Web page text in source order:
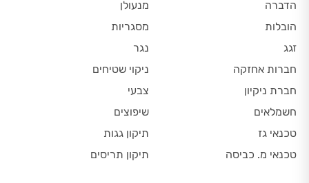
הדברה
הובלות
זגג
חברות אחזקה
חברת ניקיון
חשמלאים
טכנאי גז
טכנאי מ. כביסה
מנעולן
מסגריות
נגר
ניקוי שטיחים
צבעי
שיפוצים
תיקון גגות
תיקון תריסים